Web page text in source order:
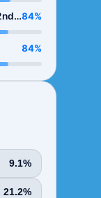
84%
84%
9.1%
21.2%